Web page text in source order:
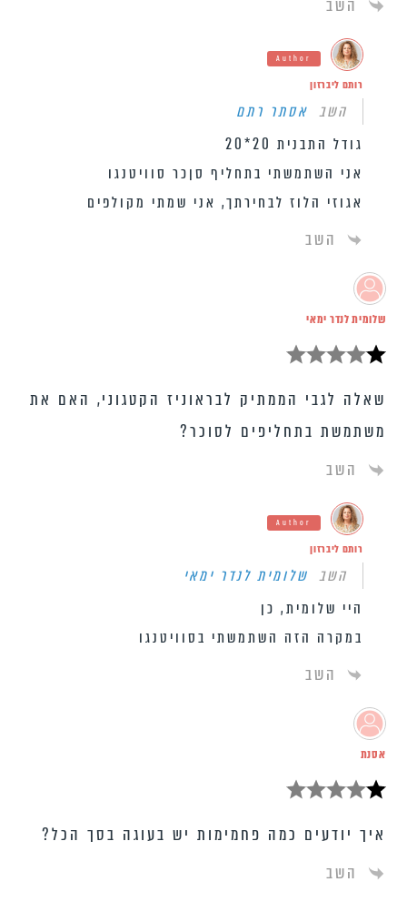
השב
Author
רותם ליברזון
השב אסתר רתם
גודל התבנית 20*20
אני השתמשתי בתחליף סןכר סוויטנגו
אגוזי הלוז לבחירתך, אני שמתי מקולפים
השב
שלומית לנדר ימאי
שאלה לגבי הממתיק לבראוניז הקטגוני, האם את
משתמשת בתחליפים לסוכר?
השב
Author
רותם ליברזון
השב שלומית לנדר ימאי
היי שלומית, כן
במקרה הזה השתמשתי בסוויטנגו
השב
אסנת
איך יודעים כמה פחמימות יש בעוגה בסך הכל?
השב